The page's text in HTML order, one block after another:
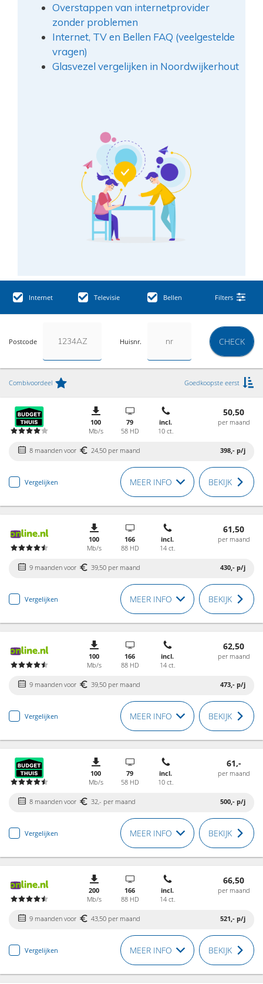
Overstappen van internetprovider
zonder problemen
Internet, TV en Bellen FAQ (veelgestelde
vragen)
Glasvezel vergelijken in Noordwijkerhout
Internet Televisie Bellen Filters
Postcode Huisnr. CHECK
Combivoordeel Goedkoopste eerst
100
Mb/s
79
58 HD
incl.
10 ct.
50,50
per maand
8 maanden voor 24,50 per maand 398,- p/j
Vergelijken MEER INFO BEKIJK
100
Mb/s
166
88 HD
incl.
14 ct.
61,50
per maand
9 maanden voor 39,50 per maand 430,- p/j
Vergelijken MEER INFO BEKIJK
100
Mb/s
166
88 HD
incl.
14 ct.
62,50
per maand
9 maanden voor 39,50 per maand 473,- p/j
Vergelijken MEER INFO BEKIJK
100
Mb/s
79
58 HD
incl.
10 ct.
61,-
per maand
8 maanden voor 32,- per maand 500,- p/j
Vergelijken MEER INFO BEKIJK
200
Mb/s
166
88 HD
incl.
14 ct.
66,50
per maand
9 maanden voor 43,50 per maand 521,- p/j
Vergelijken MEER INFO BEKIJK